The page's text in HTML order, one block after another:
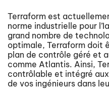
Terraform est
norme industrielle pour
grand nombre de
optimale, Terraform doit
plan de contrôle géré et
comme Atlantis. Ainsi,
contrôlable et intégré
de vos ingénieurs dans